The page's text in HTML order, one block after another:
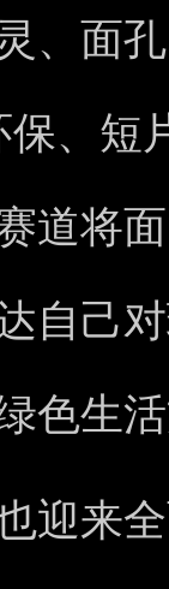
、面
、短
道将
自己
色生
迎来